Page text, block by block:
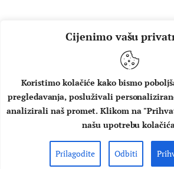
Cijenimo vašu
Koristimo kolačiće kako bismo
pregledavanja, posluživali
analizirali naš promet. Klikom na
našu upotrebu
Prilagodite Odbiti
O NAMA IMPRESSUM
Copyright © 2026 Music Box - All